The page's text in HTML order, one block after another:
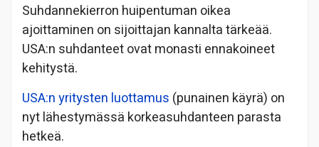
Suhdannekierron huipentuman oikea
ajoittaminen on sijoittajan kannalta tärkeää.
USA:n suhdanteet ovat monasti ennakoineet
kehitystä.
USA:n yritysten luottamus (punainen käyrä) on
nyt lähestymässä korkeasuhdanteen parasta
hetkeä.